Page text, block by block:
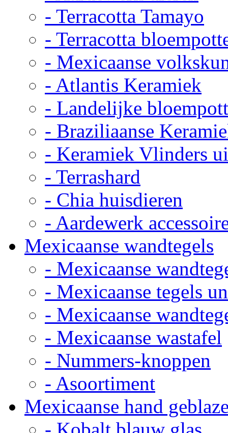
- Terracotta Tamayo
- Terracotta
- Mexicaanse
- Atlantis Keramiek
- Landelijke
- Braziliaanse
- Keramiek Vlinders
- Terrashard
- Chia huisdieren
- Aardewerk
Mexicaanse wandtegels
- Mexicaanse
- Mexicaanse tegels
- Mexicaanse
- Mexicaanse wastafel
- Nummers-knoppen
- Asoortiment
Mexicaanse hand